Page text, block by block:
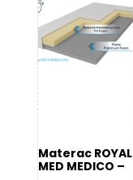
8
865 zł
Materac ROYAL
MED MEDICO –